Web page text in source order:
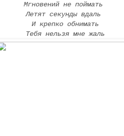
Мгновений не поймать
Летят секунды вдаль
И крепко обнимать
Тебя нельзя мне жаль